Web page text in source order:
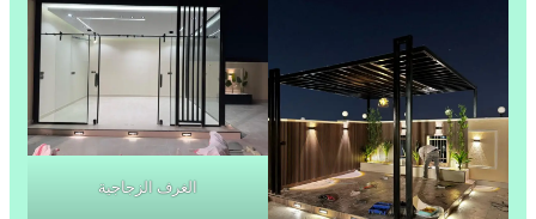
الغرف الزجاجية